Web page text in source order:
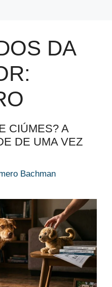
DA
CIÚMES? A
DE UMA VEZ
Bachman